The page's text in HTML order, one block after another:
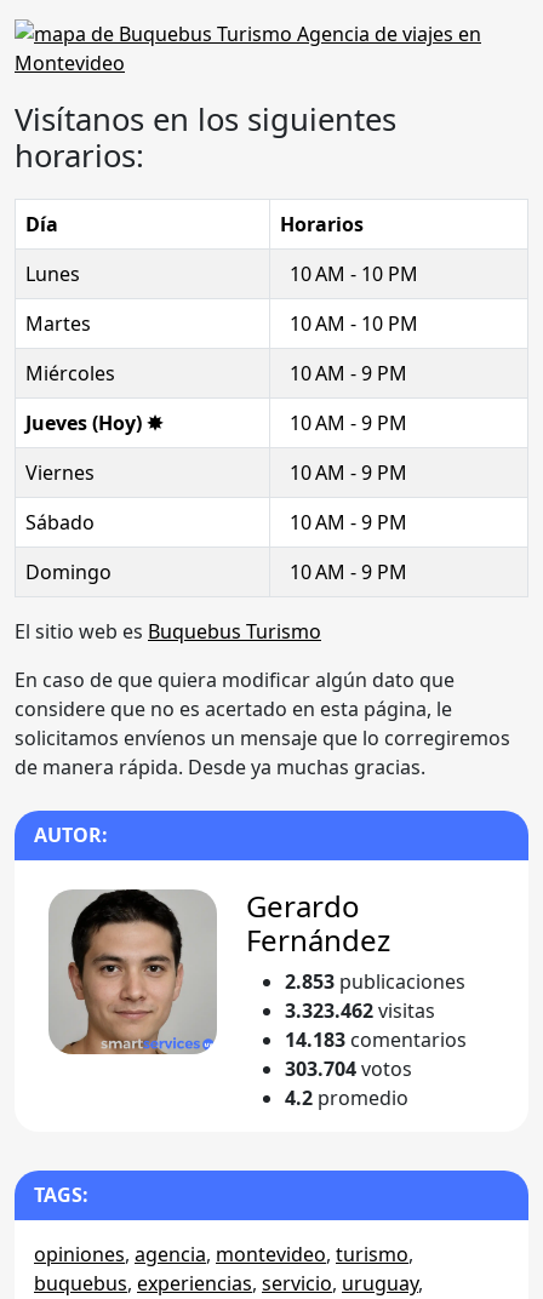
Visítanos en los siguientes
horarios:
Día
Horarios
Lunes
10 AM - 10 PM
Martes
10 AM - 10 PM
Miércoles
10 AM - 9 PM
Jueves (Hoy) ✸
10 AM - 9 PM
Viernes
10 AM - 9 PM
Sábado
10 AM - 9 PM
Domingo
10 AM - 9 PM
El sitio web es Buquebus Turismo
En caso de que quiera modificar algún dato que
considere que no es acertado en esta página, le
solicitamos envíenos un mensaje que lo corregiremos
de manera rápida. Desde ya muchas gracias.
AUTOR:
Gerardo
Fernández
2.853 publicaciones
3.323.462visitas
14.183 comentarios
303.704votos
4.2 promedio
TAGS:
opiniones, agencia, montevideo, turismo,
buquebus, experiencias, servicio, uruguay,